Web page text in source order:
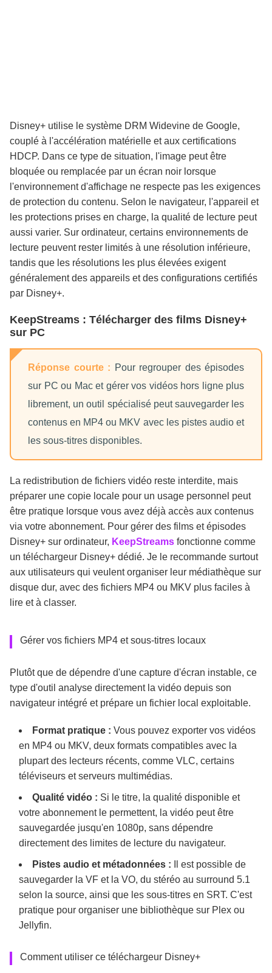
Disney+ utilise le système DRM Widevine de Google,
couplé à l'accélération matérielle et aux certifications
HDCP. Dans ce type de situation, l'image peut être
bloquée ou remplacée par un écran noir lorsque
l'environnement d'affichage ne respecte pas les exigences
de protection du contenu. Selon le navigateur, l'appareil et
les protections prises en charge, la qualité de lecture peut
aussi varier. Sur ordinateur, certains environnements de
lecture peuvent rester limités à une résolution inférieure,
tandis que les résolutions les plus élevées exigent
généralement des appareils et des configurations certifiés
par Disney+.
KeepStreams : Télécharger des films Disney+
sur PC
Réponse courte : Pour regrouper des épisodes
sur PC ou Mac et gérer vos vidéos hors ligne plus
librement, un outil spécialisé peut sauvegarder les
contenus en MP4 ou MKV avec les pistes audio et
les sous-titres disponibles.
La redistribution de fichiers vidéo reste interdite, mais
préparer une copie locale pour un usage personnel peut
être pratique lorsque vous avez déjà accès aux contenus
via votre abonnement. Pour gérer des films et épisodes
Disney+ sur ordinateur, KeepStreams fonctionne comme
un téléchargeur Disney+ dédié. Je le recommande surtout
aux utilisateurs qui veulent organiser leur médiathèque sur
disque dur, avec des fichiers MP4 ou MKV plus faciles à
lire et à classer.
Gérer vos fichiers MP4 et sous-titres locaux
Plutôt que de dépendre d'une capture d'écran instable, ce
type d'outil analyse directement la vidéo depuis son
navigateur intégré et prépare un fichier local exploitable.
Format pratique : Vous pouvez exporter vos vidéos
en MP4 ou MKV, deux formats compatibles avec la
plupart des lecteurs récents, comme VLC, certains
téléviseurs et serveurs multimédias.
Qualité vidéo : Si le titre, la qualité disponible et
votre abonnement le permettent, la vidéo peut être
sauvegardée jusqu'en 1080p, sans dépendre
directement des limites de lecture du navigateur.
Pistes audio et métadonnées : Il est possible de
sauvegarder la VF et la VO, du stéréo au surround 5.1
selon la source, ainsi que les sous-titres en SRT. C'est
pratique pour organiser une bibliothèque sur Plex ou
Jellyfin.
Comment utiliser ce téléchargeur Disney+